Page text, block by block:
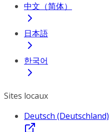
中文（简体）
日本語
한국어
Sites locaux
Deutsch (Deutschland)